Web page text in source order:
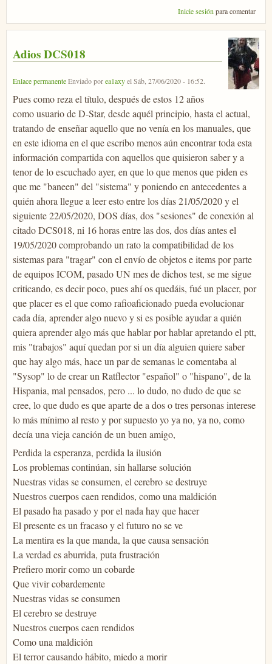
Inicie sesión para comentar
Adios DCS018
Enlace permanenteEnviado porea1axyelSáb, 27/06/2020 - 16:52.
Pues como reza el título, después de estos 12 años
como usuario de D-Star, desde aquél principio, hasta el actual,
tratando de enseñar aquello que no venía en los manuales, que
en este idioma en el que escribo menos aún encontrar toda esta
información compartida con aquellos que quisieron saber y a
tenor de lo escuchado ayer, en que lo que menos que piden es
que me "baneen" del "sistema" y poniendo en antecedentes a
quién ahora llegue a leer esto entre los días 21/05/2020 y el
siguiente 22/05/2020, DOS días, dos "sesiones" de conexión al
citado DCS018, ni 16 horas entre las dos, dos días antes el
19/05/2020 comprobando un rato la compatibilidad de los
sistemas para "tragar" con el envío de objetos e items por parte
de equipos ICOM, pasado UN mes de dichos test, se me sigue
criticando, es decir poco, pues ahí os quedáis, fué un placer, por
que placer es el que como rafioaficionado pueda evolucionar
cada día, aprender algo nuevo y si es posible ayudar a quién
quiera aprender algo más que hablar por hablar apretando el ptt,
mis "trabajos" aquí quedan por si un día alguien quiere saber
que hay algo más, hace un par de semanas le comentaba al
"Sysop" lo de crear un Ratflector "español" o "hispano", de la
Hispania, mal pensados, pero ... lo dudo, no dudo de que se
cree, lo que dudo es que aparte de a dos o tres personas interese
lo más mínimo al resto y por supuesto yo ya no, ya no, como
decía una vieja canción de un buen amigo,
Perdida la esperanza, perdida la ilusión
Los problemas continúan, sin hallarse solución
Nuestras vidas se consumen, el cerebro se destruye
Nuestros cuerpos caen rendidos, como una maldición
El pasado ha pasado y por el nada hay que hacer
El presente es un fracaso y el futuro no se ve
La mentira es la que manda, la que causa sensación
La verdad es aburrida, puta frustración
Prefiero morir como un cobarde
Que vivir cobardemente
Nuestras vidas se consumen
El cerebro se destruye
Nuestros cuerpos caen rendidos
Como una maldición
El terror causando hábito, miedo a morir